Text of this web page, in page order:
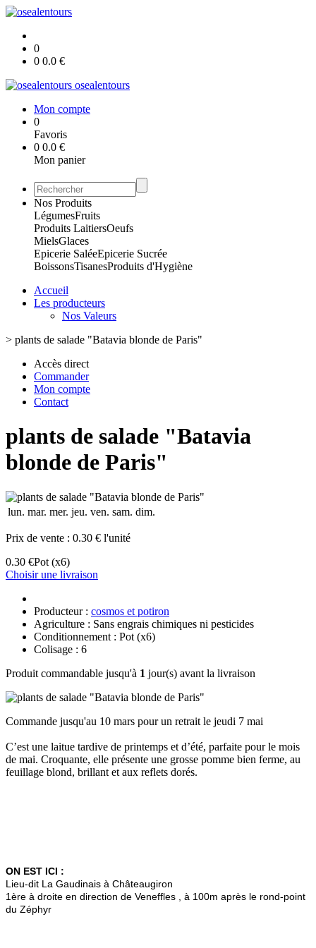
0
0 0.0 €
osealentours
Mon compte
0
Favoris
0 0.0 €
Mon panier
Nos Produits
LégumesFruits
Produits LaitiersOeufs
MielsGlaces
Epicerie SaléeEpicerie Sucrée
BoissonsTisanesProduits d'Hygiène
Accueil
Les producteurs
Nos Valeurs
> plants de salade "Batavia blonde de Paris"
Accès direct
Commander
Mon compte
Contact
plants de salade "Batavia
blonde de Paris"
lun. mar. mer. jeu. ven. sam. dim.
Prix de vente : 0.30 € l'unité
0.30 €Pot (x6)
Choisir une livraison
Producteur : cosmos et potiron
Agriculture : Sans engrais chimiques ni pesticides
Conditionnement : Pot (x6)
Colisage : 6
Produit commandable jusqu'à 1 jour(s) avant la livraison
Commande jusqu'au 10 mars pour un retrait le jeudi 7 mai
C’est une laitue tardive de printemps et d’été, parfaite pour le mois
de mai. Croquante, elle présente une grosse pomme bien ferme, au
feuillage blond, brillant et aux reflets dorés.
ON EST ICI :
Lieu-dit La Gaudinais à Châteaugiron
1ère à droite en direction de Veneffles , à 100m après le rond-point
du Zéphyr